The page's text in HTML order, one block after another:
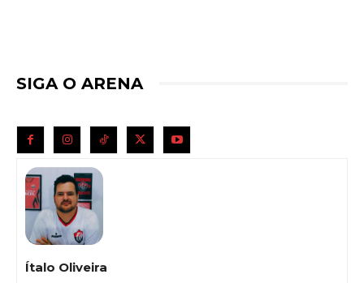
SIGA O ARENA
Ítalo Oliveira